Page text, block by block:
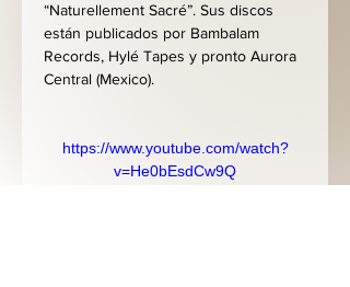
“Naturellement Sacré”. Sus discos
están publicados por Bambalam
Records, Hylé Tapes y pronto Aurora
Central (Mexico).
https://www.youtube.com/watch?
v=He0bEsdCw9Q